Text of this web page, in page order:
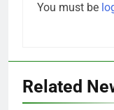
You must be
Related